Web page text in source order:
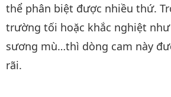
thể phân biệt được nhiều thứ.
trường tối hoặc khắc nghiệt
sương mù…thì dòng cam này
rãi.